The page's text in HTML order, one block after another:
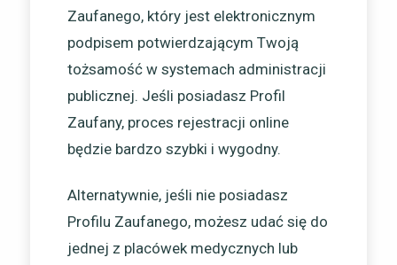
Zaufanego, który jest elektronicznym
podpisem potwierdzającym Twoją
tożsamość w systemach administracji
publicznej. Jeśli posiadasz Profil
Zaufany, proces rejestracji online
będzie bardzo szybki i wygodny.
Alternatywnie, jeśli nie posiadasz
Profilu Zaufanego, możesz udać się do
jednej z placówek medycznych lub